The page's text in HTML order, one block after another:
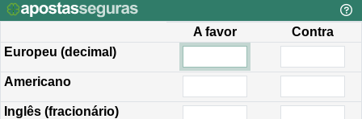
A favor
Contra
Europeu (decimal)
Americano
Inglês (fracionário)